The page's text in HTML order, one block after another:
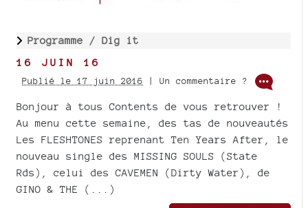
Programme / Dig it
16 JUIN 16
Publié le 17 juin 2016 | Un commentaire ?
Bonjour à tous Contents de vous retrouver !
Au menu cette semaine, des tas de nouveautés
Les FLESHTONES reprenant Ten Years After, le
nouveau single des MISSING SOULS (State
Rds), celui des CAVEMEN (Dirty Water), de
GINO & THE (...)